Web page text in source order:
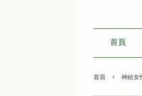
首頁
首頁 › 神給女